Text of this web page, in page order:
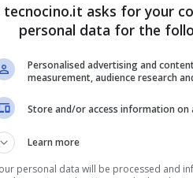
tecnocino.it asks for your
personal data for the
Personalised advertising and
measurement, audience research
Store and/or access information on
Learn more
personal data will be processed and